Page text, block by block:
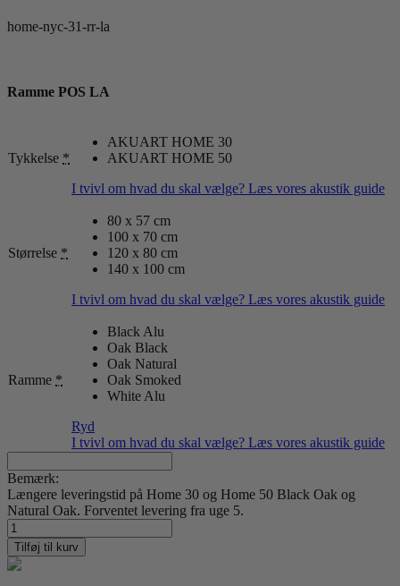
home-nyc-31-rr-la
Ramme POS LA
Tykkelse *
AKUART HOME 30
AKUART HOME 50
I tvivl om hvad du skal vælge? Læs vores akustik guide
Størrelse *
80 x 57 cm
100 x 70 cm
120 x 80 cm
140 x 100 cm
I tvivl om hvad du skal vælge? Læs vores akustik guide
Ramme *
Black Alu
Oak Black
Oak Natural
Oak Smoked
White Alu
Ryd
I tvivl om hvad du skal vælge? Læs vores akustik guide
Bemærk:
Længere leveringstid på Home 30 og Home 50 Black Oak og
Natural Oak. Forventet levering fra uge 5.
New
York
31
antal
Tilføj til kurv